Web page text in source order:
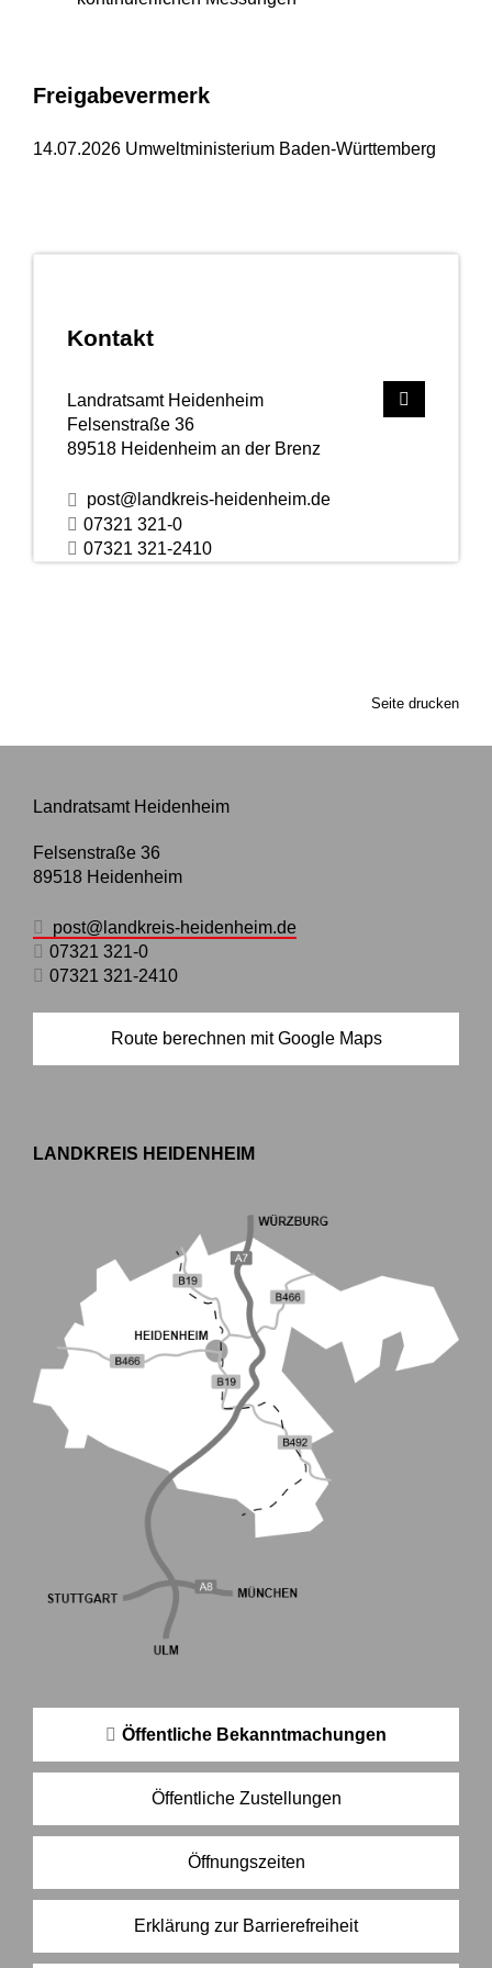
Kontakt
Landratsamt Heidenheim
Felsenstraße 36
89518 Heidenheim an der Brenz
post@landkreis-heidenheim.de
07321 321-0
07321 321-2410
Freigabevermerk
14.07.2026 Umweltministerium Baden-Württemberg
Seite drucken
Landratsamt Heidenheim
Felsenstraße 36
89518 Heidenheim
post@landkreis-heidenheim.de
07321 321-0
07321 321-2410
Route berechnen mit Google Maps
LANDKREIS HEIDENHEIM
Öffentliche Bekanntmachungen
Öffentliche Zustellungen
Öffnungszeiten
Erklärung zur Barrierefreiheit